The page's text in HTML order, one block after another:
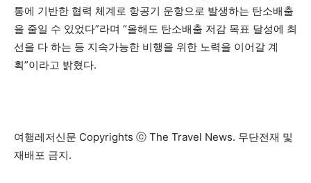
통에 기반한 협력 체계로 항공기 운항으로 발생하는 탄소배출
을 줄일 수 있었다”라며 “올해도 탄소배출 저감 목표 달성에 최
선을 다 하는 등 지속가능한 비행을 위한 노력을 이어갈 계
획”이라고 밝혔다.
여행레저신문 Copyrights ⓒ The Travel News. 무단전재 및
재배포 금지.